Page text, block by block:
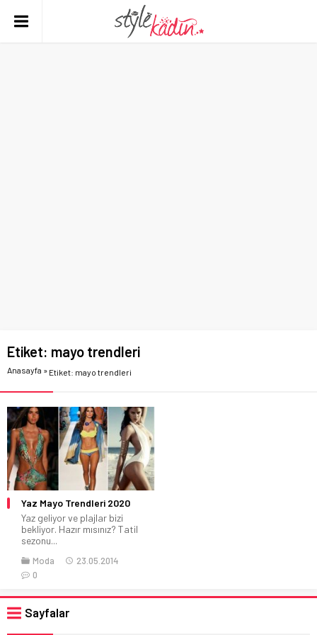
Etiket: mayo trendleri
Anasayfa » Etiket: mayo trendleri
Yaz Mayo Trendleri 2020
Yaz geliyor ve plajlar bizi
bekliyor. Hazır mısınız? Tatil
sezonu...
Moda
23.05.2014
0
Sayfalar